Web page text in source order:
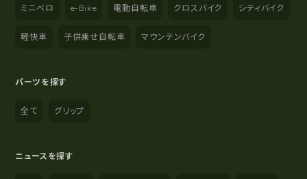
ミニベロ e-Bike 電動自転車 クロスバイク シティバイク
軽快車 子供乗せ自転車 マウンテンバイク
パーツを探す
全て グリップ
ニュースを探す